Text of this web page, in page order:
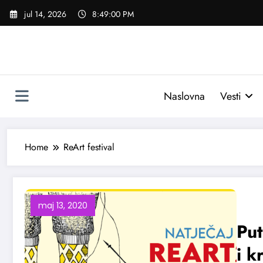
Skoči
jul 14, 2026 8:49:00 PM
Naslovna Vesti
Home ReArt festival
maj 13, 2020
i